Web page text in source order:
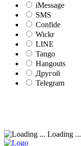
iMessage
SMS
Confide
Wickr
LINE
Tango
Hangouts
Другой
Telegram
Loading ...